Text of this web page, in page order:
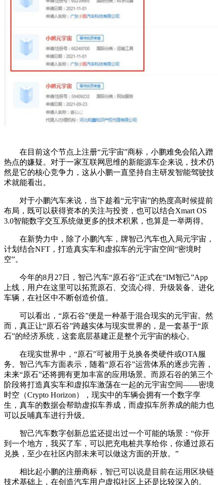
在目前这个节点上注册“元宇宙”商标，小鹏难免会陷入蹭
热点的嫌疑。对于一家互联网思维的新能源车企来说，技术仍
然是它的核心竞争力，这从小鹏一直坚持自主研发智能驾驶技
术就能看出。
对于小鹏汽车来说，当下趁着“元宇宙”的热度高时候提前
布局，既可以获得资本的关注与投资，也可以结合Xmart OS
3.0智能数字交互系统做更多的技术积累，也算是一举两得。
在新势力中，除了小鹏汽车，牌智己汽车也入局元宇宙，
计划结合NFT，打造真实车和虚拟车的元宇宙空间“密境时
空”。
今年的8月27日，智己汽车“原石谷”正式在“IM智己”App
上线，用户在这里可以拓荒原石、交流心得、升级装备、进化
车辆，在社区中不断创造价值。
可以看出，“原石谷”便是一种基于混合现实的元宇宙。然
而，真正让“原石谷”跨越实体与现实世界的，是一套基于“原
石”的经济系统，这套底层基建正是整个元宇宙的核心。
在现实世界中，“原石”可被用于兑换各类硬件或OTA服
务。智己汽车方面表示，随着“原石谷”运营体系的逐步完善，
未来“原石”还将拥有更加丰富的应用场景。而原石谷的第三个
阶段将打造真实车和虚拟车激荡在一起的元宇宙空间——密境
时空（Crypto Horizon），现实中的车辆会拥有一个数字孪
生，真车的数据会帮助虚拟车养成，而虚拟车所养成的能力也
可以反哺真车进行升级。
智己汽车数字创新总监还提出过一个可能的场景：“你开
到一个地方，我买了车，可以把充电桩共享给你，你通过原石
兑换，至少在社区内部未来可以做这方面的开放。”
相比起小鹏的注册商标，智已可以说是目前在运用区块链
技术基础上，在创造汽车用户虚拟社区上还是比较深入的。